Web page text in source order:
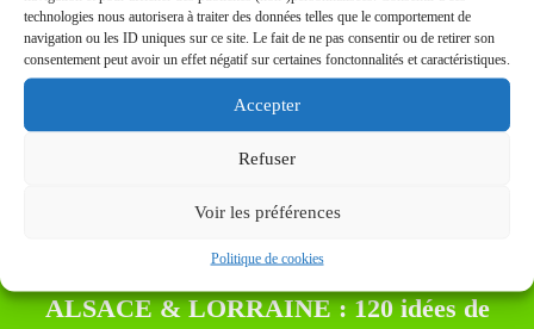
technologies nous autorisera à traiter des données telles que le comportement de
navigation ou les ID uniques sur ce site. Le fait de ne pas consentir ou de retirer son
consentement peut avoir un effet négatif sur certaines fonctonnalités et caractéristiques.
Accepter
Refuser
Voir les préférences
Politique de cookies
Évadez-vous en Alsace et en Lorraine avec chaque
des guides de voyage, découvrez des trésors
culturels et profitez de contenus exclusifs.
ET RECEVEZ L'EBOOK
ALSACE & LORRAINE : 120 idées de